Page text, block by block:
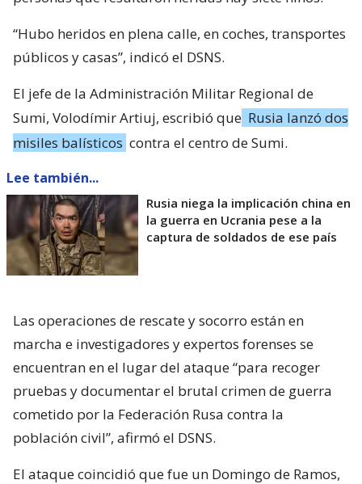
“Hubo heridos en plena calle, en coches, transportes
públicos y casas”, indicó el DSNS.
El jefe de la Administración Militar Regional de
Sumi, Volodímir Artiuj, escribió que Rusia lanzó dos
misiles balísticos contra el centro de Sumi.
Lee también...
Rusia niega la implicación china en
la guerra en Ucrania pese a la
captura de soldados de ese país
Las operaciones de rescate y socorro están en
marcha e investigadores y expertos forenses se
encuentran en el lugar del ataque “para recoger
pruebas y documentar el brutal crimen de guerra
cometido por la Federación Rusa contra la
población civil”, afirmó el DSNS.
El ataque coincidió que fue un Domingo de Ramos,